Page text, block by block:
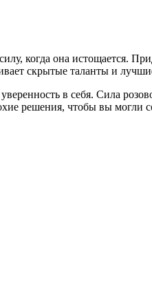
когда она истощается.
скрытые таланты и
в себя. Сила
решения, чтобы вы могли